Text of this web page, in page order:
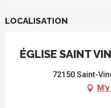
LOCALISATION
ÉGLISE SAINT
72150 Saint-